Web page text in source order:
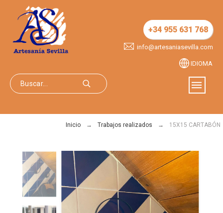
+34 955 631 768
info@artesaniasevilla.com
IDIOMA
Inicio Trabajos realizados 15X15 CARTABÓN